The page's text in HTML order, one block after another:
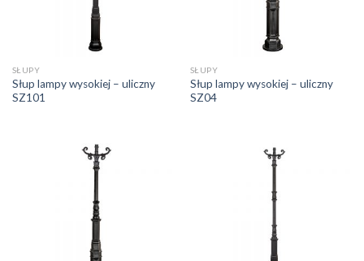
SŁUPY
Słup lampy wysokiej – uliczny
SZ101
SŁUPY
Słup lampy wysokiej – uliczny
SZ04